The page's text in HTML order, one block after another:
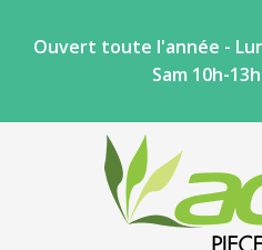
Ouvert toute l'année -
Sam 10h-